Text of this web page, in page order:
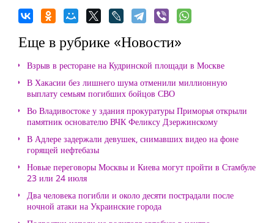
Еще в рубрике «Новости»
Взрыв в ресторане на Кудринской площади в Москве
В Хакасии без лишнего шума отменили миллионную
выплату семьям погибших бойцов СВО
Во Владивостоке у здания прокуратуры Приморья открыли
памятник основателю ВЧК Феликсу Дзержинскому
В Адлере задержали девушек, снимавших видео на фоне
горящей нефтебазы
Новые переговоры Москвы и Киева могут пройти в Стамбуле
23 или 24 июля
Два человека погибли и около десяти пострадали после
ночной атаки на Украинские города